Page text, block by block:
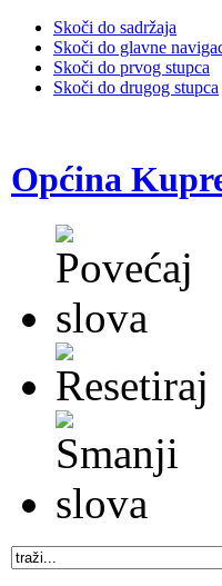
Skoči do sadržaja
Skoči do glavne
Skoči do prvog stupca
Skoči do drugog stupca
Općina